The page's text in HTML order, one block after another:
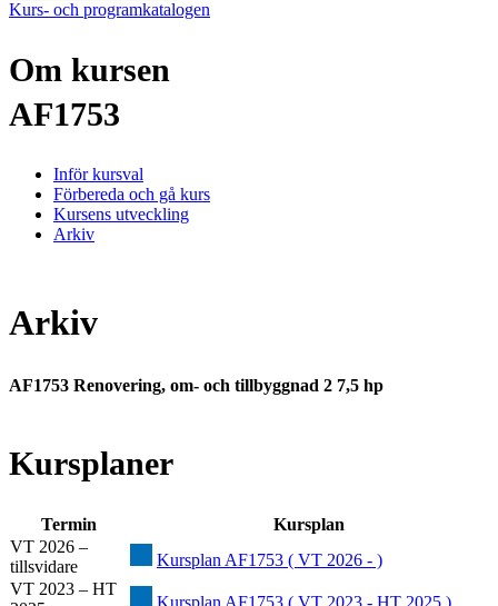
Kurs- och programkatalogen
Om kursen
AF1753
Inför kursval
Förbereda och gå kurs
Kursens utveckling
Arkiv
Arkiv
AF1753 Renovering, om- och tillbyggnad 2 7,5 hp
Kursplaner
Termin
Kursplan
VT 2026 –
tillsvidare
Kursplan AF1753 ( VT 2026 - )
VT 2023 – HT
Kursplan AF1753 ( VT 2023 - HT 2025 )